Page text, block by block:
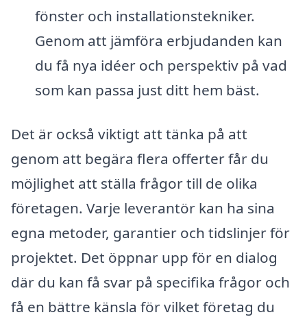
fönster och installationstekniker.
Genom att jämföra erbjudanden kan
du få nya idéer och perspektiv på vad
som kan passa just ditt hem bäst.
Det är också viktigt att tänka på att
genom att begära flera offerter får du
möjlighet att ställa frågor till de olika
företagen. Varje leverantör kan ha sina
egna metoder, garantier och tidslinjer för
projektet. Det öppnar upp för en dialog
där du kan få svar på specifika frågor och
få en bättre känsla för vilket företag du